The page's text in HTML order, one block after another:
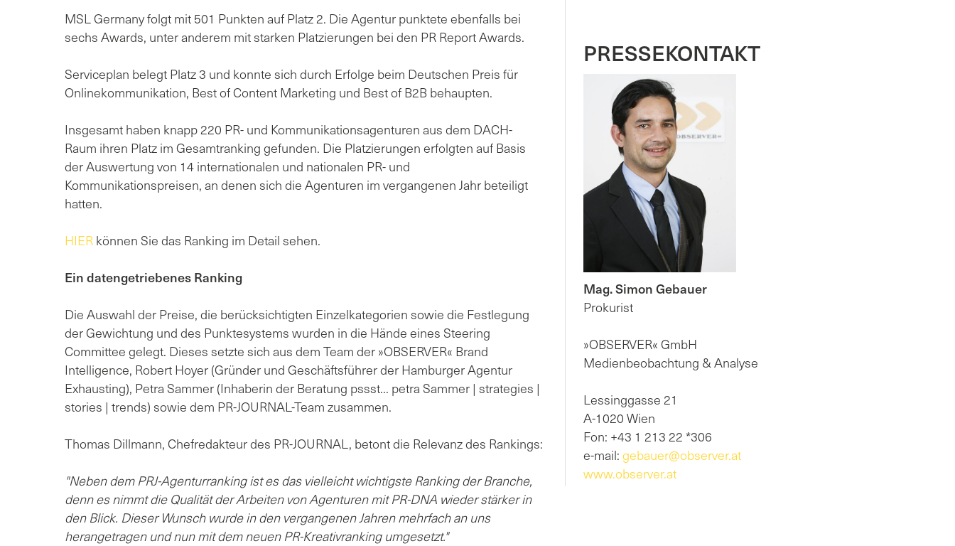
MSL Germany folgt mit 501 Punkten auf Platz 2. Die Agentur punktete ebenfalls bei
sechs Awards, unter anderem mit starken Platzierungen bei den PR Report Awards.
Serviceplan belegt Platz 3 und konnte sich durch Erfolge beim Deutschen Preis für
Onlinekommunikation, Best of Content Marketing und Best of B2B behaupten.
Insgesamt haben knapp 220 PR- und Kommunikationsagenturen aus dem DACH-
Raum ihren Platz im Gesamtranking gefunden. Die Platzierungen erfolgten auf Basis
der Auswertung von 14 internationalen und nationalen PR- und
Kommunikationspreisen, an denen sich die Agenturen im vergangenen Jahr beteiligt
hatten.
HIERkönnen Sie das Ranking im Detail sehen.
Ein datengetriebenes Ranking
Die Auswahl der Preise, die berücksichtigten Einzelkategorien sowie die Festlegung
der Gewichtung und des Punktesystems wurden in die Hände eines Steering
Committee gelegt. Dieses setzte sich aus dem Team der »OBSERVER« Brand
Intelligence, Robert Hoyer (Gründer und Geschäftsführer der Hamburger Agentur
Exhausting), Petra Sammer (Inhaberin der Beratung pssst... petra Sammer | strategies |
stories | trends) sowie dem PR-JOURNAL-Team zusammen.
Thomas Dillmann, Chefredakteur des PR-JOURNAL, betont die Relevanz des Rankings:
"Neben dem PRJ-Agenturranking ist es das vielleicht wichtigste Ranking der Branche,
denn es nimmt die Qualität der Arbeiten von Agenturen mit PR-DNA wieder stärker in
den Blick. Dieser Wunsch wurde in den vergangenen Jahren mehrfach an uns
herangetragen und nun mit dem neuen PR-Kreativranking umgesetzt."
PRESSEKONTAKT
Mag. Simon Gebauer
Prokurist
»OBSERVER« GmbH
Medienbeobachtung & Analyse
Lessinggasse 21
A-1020 Wien
Fon: +43 1 213 22 *306
e-mail:gebauer@observer.at
www.observer.at